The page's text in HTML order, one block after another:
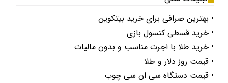
• بهترین صرافی برای خرید بیتکوین
• خرید قسطی کنسول بازی
• خرید طلا با اجرت مناسب و بدون مالیات
• قیمت روز دلار و طلا
• قیمت دستگاه سی ان سی چوب